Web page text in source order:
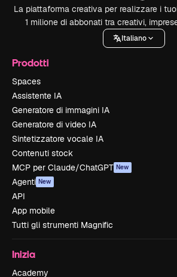
La piattaforma creativa per realizzare i
1 milione di abbonati tra creativi,
Italiano
Prodotti
Spaces
Assistente IA
Generatore di immagini IA
Generatore di video IA
Sintetizzatore vocale IA
Contenuti stock
MCP per Claude/ChatGPT New
Agenti New
API
App mobile
Tutti gli strumenti Magnific
Inizia
Academy